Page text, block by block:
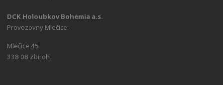
DCK Holoubkov Bohemia a.s.
Provozovny Mlečice:
Mlečice 45
338 08 Zbiroh